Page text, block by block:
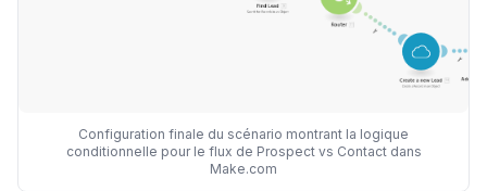
Configuration finale du scénario montrant la logique
conditionnelle pour le flux de Prospect vs Contact dans
Make.com